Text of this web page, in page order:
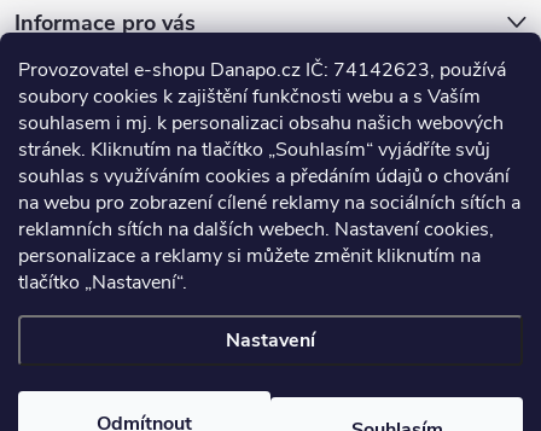
Provozovatel e-shopu Danapo.cz IČ: 74142623, používá
soubory cookies k zajištění funkčnosti webu a s Vaším
souhlasem i mj. k personalizaci obsahu našich webových
stránek. Kliknutím na tlačítko „Souhlasím“ vyjádříte svůj
souhlas s využíváním cookies a předáním údajů o chování
na webu pro zobrazení cílené reklamy na sociálních sítích a
reklamních sítích na dalších webech. Nastavení cookies,
personalizace a reklamy si můžete změnit kliknutím na
tlačítko „Nastavení“.
Nastavení
Odmítnout
Informace pro vás
Dotazník
Co upřednosťnujete?
Počet hlasů:437
Facebook
Upravit nastavení cookies